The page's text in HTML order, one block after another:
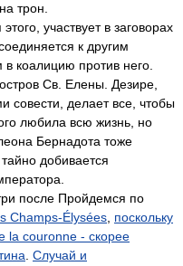
трон.
участвует в заговорах
к другим
коалицию против него.
Св. Елены. Дезире,
совести, делает все, чтобы
любила всю жизнь, но
Бернадота тоже
добивается
после Пройдемся по
Champs-Élysées поскольку
la couronne - скорее
Случай и